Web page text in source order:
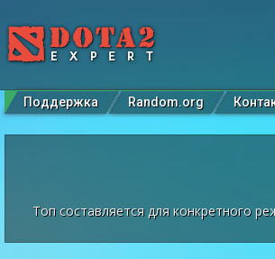
Поддержка Random.org
Топ составляется для конкретного